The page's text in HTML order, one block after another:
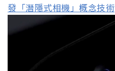
發「潛隱式相機」概念技術